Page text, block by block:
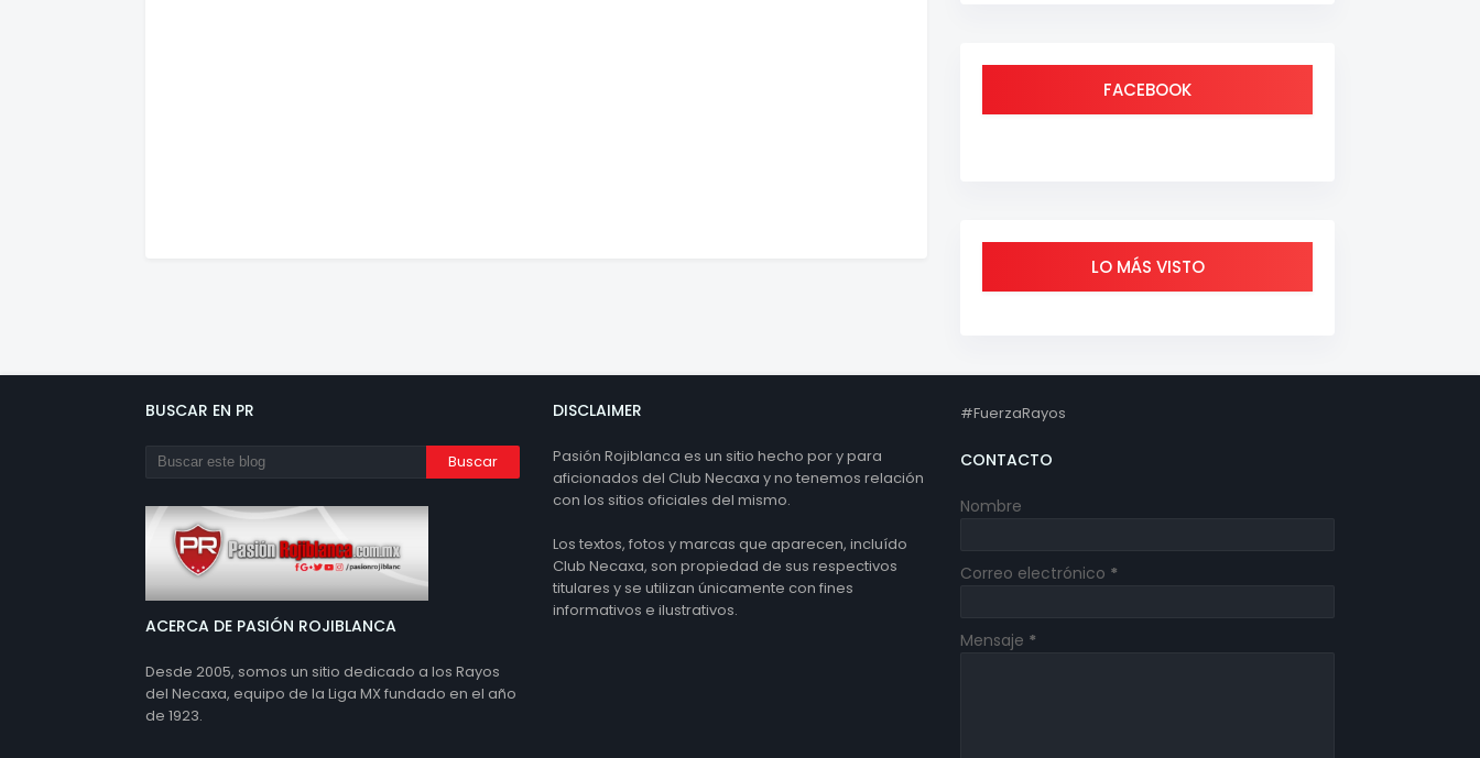
FACEBOOK
LO MÁS VISTO
BUSCAR EN PR
ACERCA DE PASIÓN ROJIBLANCA
Desde 2005, somos un sitio dedicado a los Rayos
del Necaxa, equipo de la Liga MX fundado en el año
de 1923.
DISCLAIMER
Pasión Rojiblanca es un sitio hecho por y para
aficionados del Club Necaxa y no tenemos relación
con los sitios oficiales del mismo.
Los textos, fotos y marcas que aparecen, incluído
Club Necaxa, son propiedad de sus respectivos
titulares y se utilizan únicamente con fines
informativos e ilustrativos.
#FuerzaRayos
CONTACTO
Nombre
Correo electrónico *
Mensaje *